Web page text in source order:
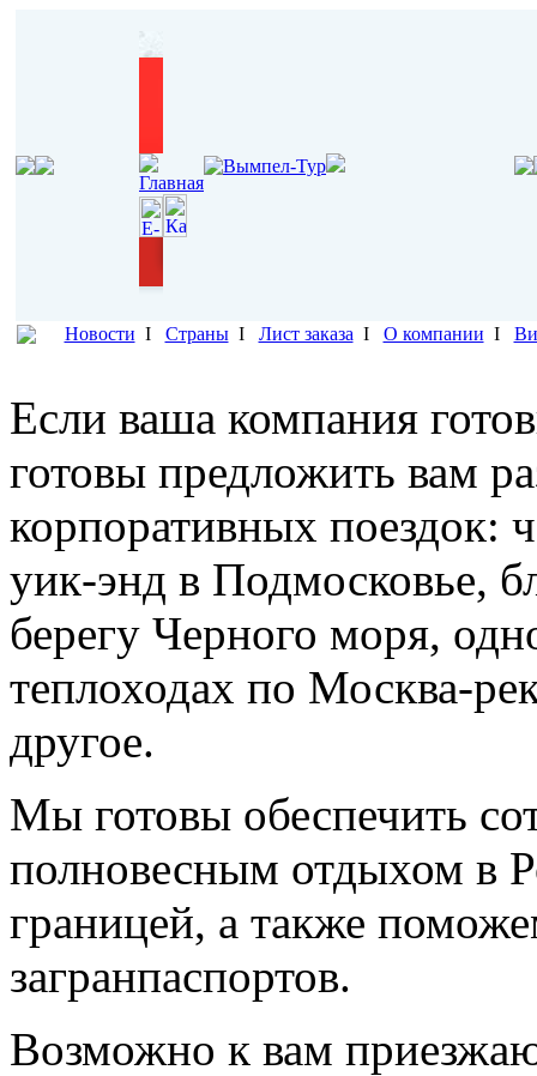
Новости I СтраныI Лист заказа I О компании I
Если ваша компания
готовы предложить вам
корпоративных поездок:
уик-энд в Подмосковье,
берегу Черного моря,
теплоходах по Москва-
другое.
Мы готовы обеспечить
полновесным отдыхом в
границей, а также
загранпаспортов.
Возможно к вам